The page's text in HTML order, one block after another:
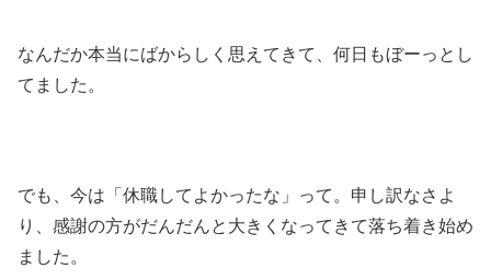
なんだか本当にばからしく思えてきて、何日もぼーっとし
てました。
でも、今は「休職してよかったな」って。申し訳なさよ
り、感謝の方がだんだんと大きくなってきて落ち着き始め
ました。